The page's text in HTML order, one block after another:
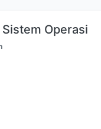
Operasi